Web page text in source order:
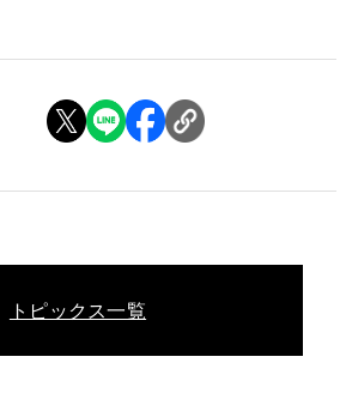
トピックス一覧